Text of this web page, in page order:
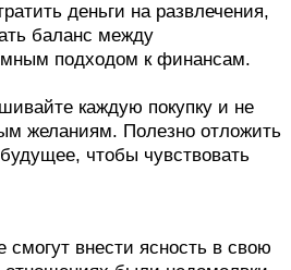
деньги на развлечения,
баланс между
подходом к финансам.
каждую покупку и не
желаниям. Полезно отложить
чтобы чувствовать
смогут внести ясность в свою